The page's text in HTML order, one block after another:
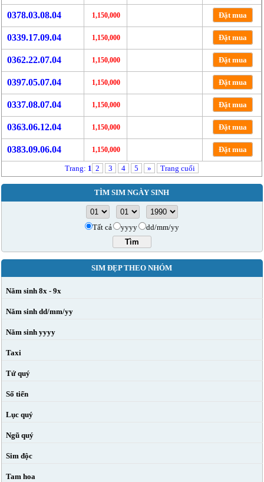
0378.03.08.04 1,150,000 Đặt mua
0339.17.09.04 1,150,000 Đặt mua
0362.22.07.04 1,150,000 Đặt mua
0397.05.07.04 1,150,000 Đặt mua
0337.08.07.04 1,150,000 Đặt mua
0363.06.12.04 1,150,000 Đặt mua
0383.09.06.04 1,150,000 Đặt mua
Trang: 1 2 3 4 5 » Trang cuối
TÌM SIM NGÀY SINH
Tất cả yyyy dd/mm/yy
SIM ĐẸP THEO NHÓM
Năm sinh 8x - 9x
Năm sinh dd/mm/yy
Năm sinh yyyy
Taxi
Tứ quý
Số tiến
Lục quý
Ngũ quý
Sim độc
Tam hoa